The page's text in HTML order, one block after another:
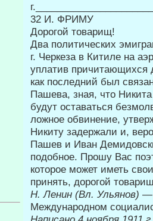
32 И. ФРИМУ
Дорогой товарищ!
Два политических
г. Черкеза в Китиле на
уплатив причи­тающихся
как последний был
Пашева, зная, что
будут оставаться
ложное обвинение,
Никиту задержали и,
Пашев и Иван
подобное. Прошу Вас
которое может иметь
принять, дорогой
Н. Ленин (Вл. Ульянов) —
Международном